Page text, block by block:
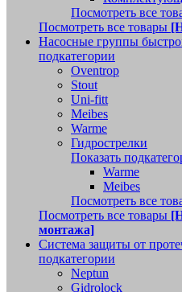
Посмотреть все
Посмотреть все товары
Насосные группы
подкатегории
Oventrop
Stout
Uni-fitt
Meibes
Warme
Гидрострелки
Показать
Warme
Meibes
Посмотреть все
Посмотреть все товары
монтажа]
Система защиты от
подкатегории
Neptun
Gidrolock